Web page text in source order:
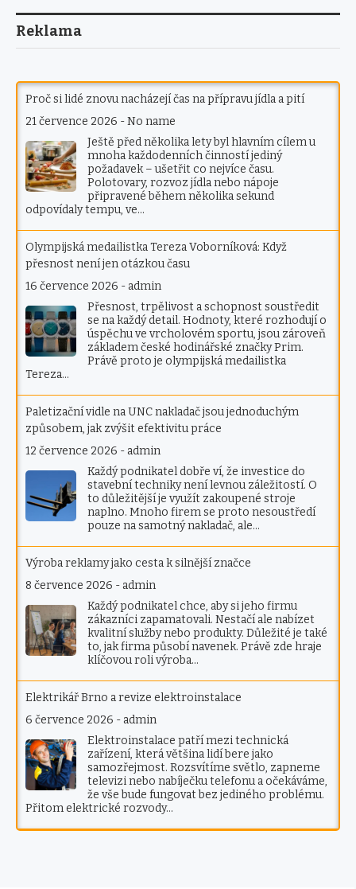
Proč si lidé znovu nacházejí čas na přípravu jídla a pití
21 července 2026 -No name
Ještě před několika lety byl hlavním cílem u
mnoha každodenních činností jediný
požadavek – ušetřit co nejvíce času.
Polotovary, rozvoz jídla nebo nápoje
připravené během několika sekund
odpovídaly tempu, ve…
Olympijská medailistka Tereza Voborníková: Když
přesnost není jen otázkou času
16 července 2026 - admin
Přesnost, trpělivost a schopnost soustředit
se na každý detail. Hodnoty, které rozhodují o
úspěchu ve vrcholovém sportu, jsou zároveň
základem české hodinářské značky Prim.
Právě proto je olympijská medailistka
Tereza…
Paletizační vidle na UNC nakladač jsou jednoduchým
způsobem, jak zvýšit efektivitu práce
12 července 2026 - admin
Každý podnikatel dobře ví, že investice do
stavební techniky není levnou záležitostí. O
to důležitější je využít zakoupené stroje
naplno. Mnoho firem se proto nesoustředí
pouze na samotný nakladač, ale…
Výroba reklamy jako cesta k silnější značce
8 července 2026 - admin
Každý podnikatel chce, aby si jeho firmu
zákazníci zapamatovali. Nestačí ale nabízet
kvalitní služby nebo produkty. Důležité je také
to, jak firma působí navenek. Právě zde hraje
klíčovou roli výroba…
Elektrikář Brno a revize elektroinstalace
6 července 2026 - admin
Elektroinstalace patří mezi technická
zařízení, která většina lidí bere jako
samozřejmost. Rozsvítíme světlo, zapneme
televizi nebo nabíječku telefonu a očekáváme,
že vše bude fungovat bez jediného problému.
Přitom elektrické rozvody…
Reklama